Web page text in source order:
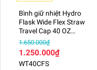
Bình giữ nhiệt Hydro
Flask Wide Flex Straw
Travel Cap 40 OZ
1183 ml – WT40CFS
1.650.000₫
1.250.000₫
WT40CFS